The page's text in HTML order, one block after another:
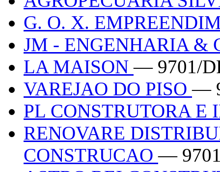
G. O. X.
JM - ENGENHARIA &
LA MAISON— 9701/
VAREJAO DO PISO—
PL CONSTRUTORA E
RENOVARE
CONSTRUCAO—